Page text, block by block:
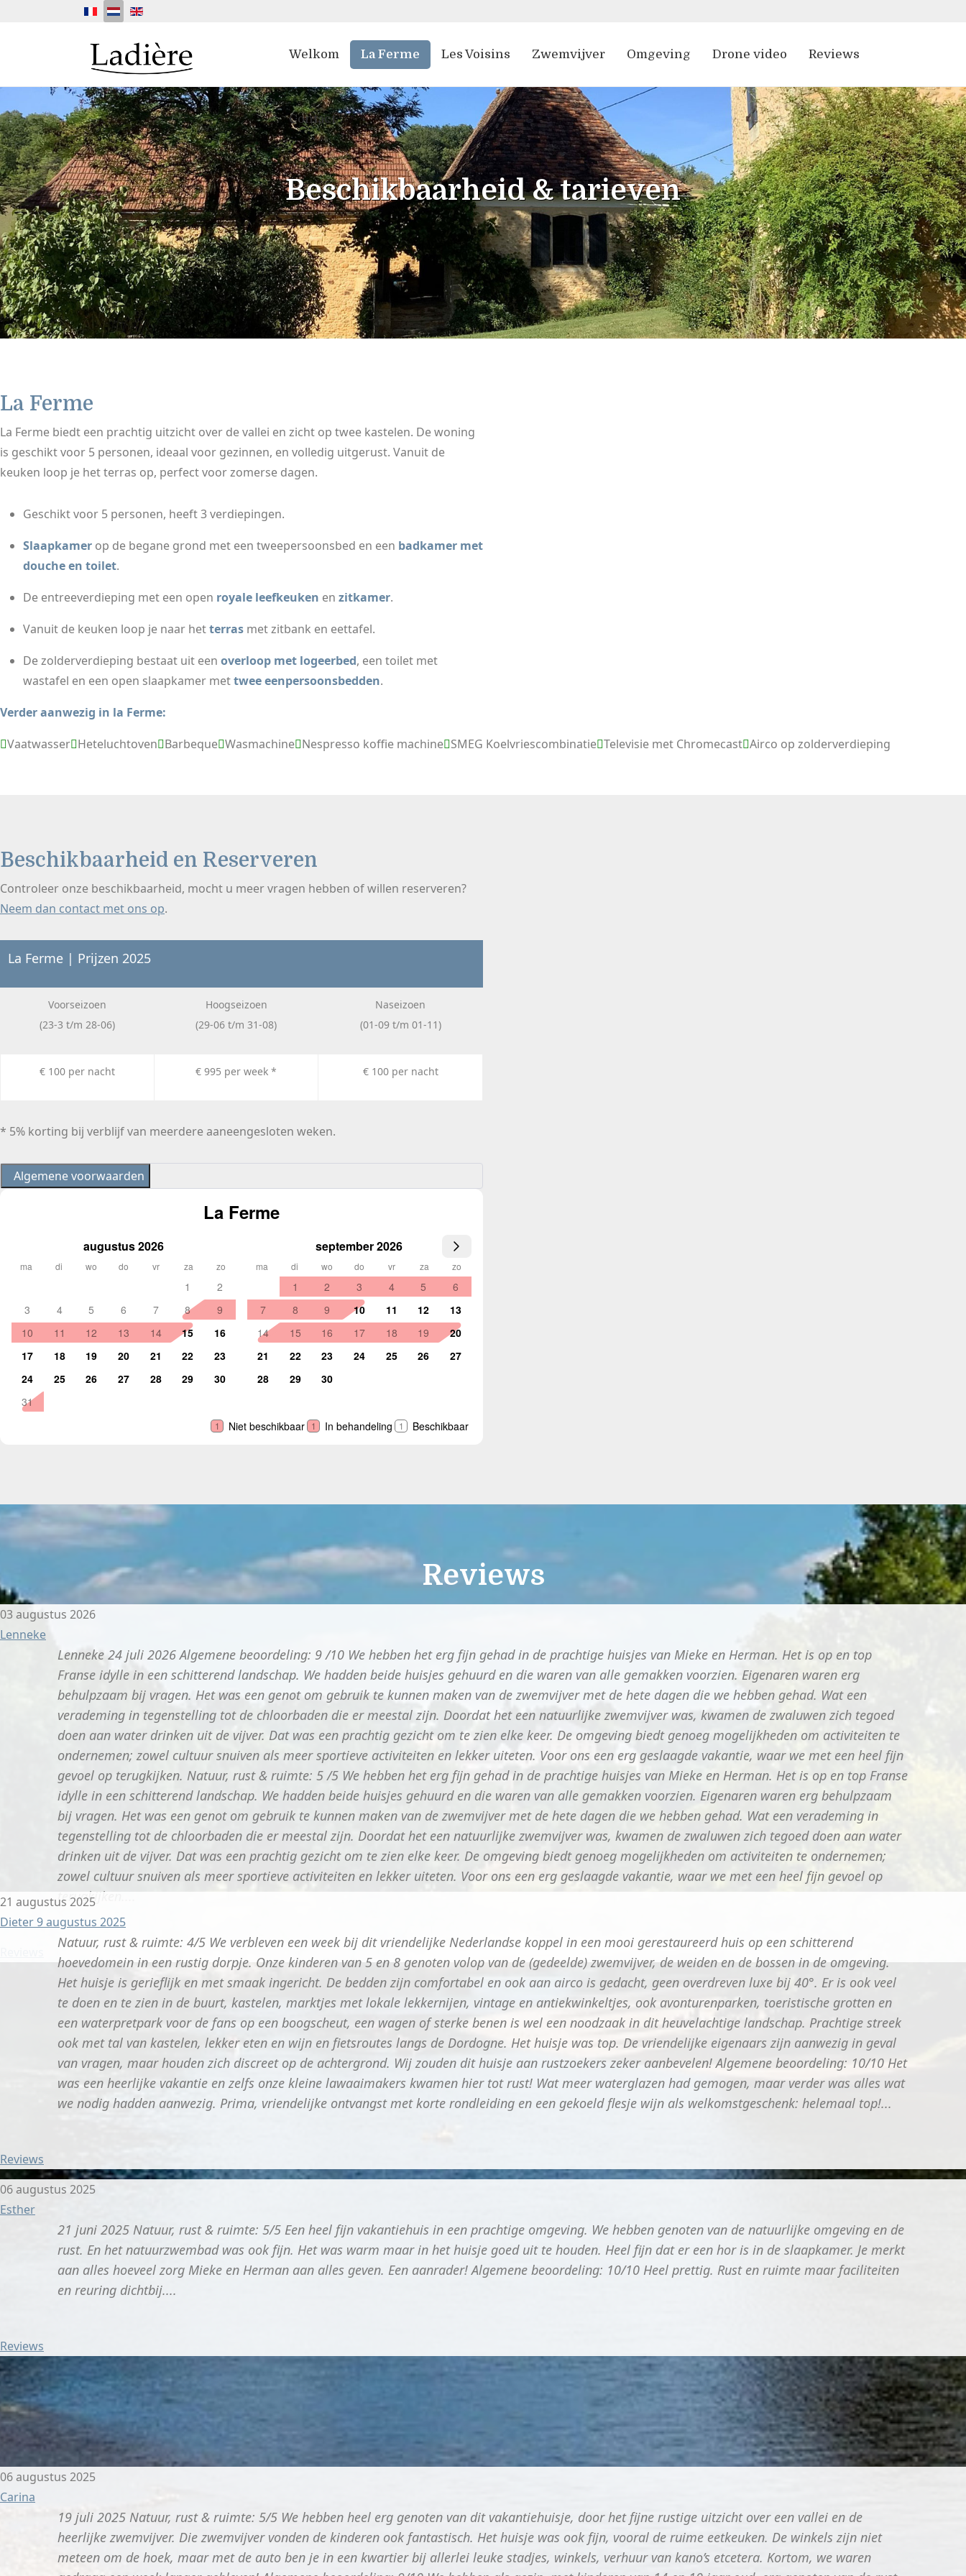
Selecteer de taal
Welkom La Ferme Les Voisins Zwemvijver Omgeving Drone video Reviews
Contact
Beschikbaarheid & tarieven
La Ferme
La Ferme biedt een prachtig uitzicht over de vallei en zicht op twee kastelen. De woning
is geschikt voor 5 personen, ideaal voor gezinnen, en volledig uitgerust. Vanuit de
keuken loop je het terras op, perfect voor zomerse dagen.
Geschikt voor 5 personen, heeft 3 verdiepingen.
Slaapkamer op de begane grond met een tweepersoonsbed en een badkamer met
douche en toilet.
De entreeverdieping met een open royale leefkeuken en zitkamer.
Vanuit de keuken loop je naar hetterras met zitbank en eettafel.
De zolderverdieping bestaat uit een overloop met logeerbed, een toilet met
wastafel en een open slaapkamer mettwee eenpersoonsbedden.
Verder aanwezig in la Ferme:
Vaatwasser Heteluchtoven Barbeque Wasmachine Nespresso koffie machine SMEG Koelvriescombinatie Televisie met Chromecast Airco op zolderverdieping
Beschikbaarheid en Reserveren
Controleer onze beschikbaarheid, mocht u meer vragen hebben of willen reserveren?
Neem dan contact met ons op.
La Ferme | Prijzen 2025
Voorseizoen
(23-3 t/m 28-06)
Hoogseizoen
(29-06 t/m 31-08)
Naseizoen
(01-09 t/m 01-11)
€ 100 per nacht € 995 per week * € 100 per nacht
* 5% korting bij verblijf van meerdere aaneengesloten weken.
Algemene voorwaarden
Reviews
03 augustus 2026
Lenneke
Lenneke 24 juli 2026 Algemene beoordeling: 9 /10 We hebben het erg fijn gehad in de prachtige huisjes van Mieke en Herman. Het is op en top
Franse idylle in een schitterend landschap. We hadden beide huisjes gehuurd en die waren van alle gemakken voorzien. Eigenaren waren erg
behulpzaam bij vragen. Het was een genot om gebruik te kunnen maken van de zwemvijver met de hete dagen die we hebben gehad. Wat een
verademing in tegenstelling tot de chloorbaden die er meestal zijn. Doordat het een natuurlijke zwemvijver was, kwamen de zwaluwen zich tegoed
doen aan water drinken uit de vijver. Dat was een prachtig gezicht om te zien elke keer. De omgeving biedt genoeg mogelijkheden om activiteiten te
ondernemen; zowel cultuur snuiven als meer sportieve activiteiten en lekker uiteten. Voor ons een erg geslaagde vakantie, waar we met een heel fijn
gevoel op terugkijken. Natuur, rust & ruimte: 5 /5 We hebben het erg fijn gehad in de prachtige huisjes van Mieke en Herman. Het is op en top Franse
idylle in een schitterend landschap. We hadden beide huisjes gehuurd en die waren van alle gemakken voorzien. Eigenaren waren erg behulpzaam
bij vragen. Het was een genot om gebruik te kunnen maken van de zwemvijver met de hete dagen die we hebben gehad. Wat een verademing in
tegenstelling tot de chloorbaden die er meestal zijn. Doordat het een natuurlijke zwemvijver was, kwamen de zwaluwen zich tegoed doen aan water
drinken uit de vijver. Dat was een prachtig gezicht om te zien elke keer. De omgeving biedt genoeg mogelijkheden om activiteiten te ondernemen;
zowel cultuur snuiven als meer sportieve activiteiten en lekker uiteten. Voor ons een erg geslaagde vakantie, waar we met een heel fijn gevoel op
terugkijken....
21 augustus 2025
Dieter 9 augustus 2025
Natuur, rust & ruimte: 4/5 We verbleven een week bij dit vriendelijke Nederlandse koppel in een mooi gerestaureerd huis op een schitterend
hoevedomein in een rustig dorpje. Onze kinderen van 5 en 8 genoten volop van de (gedeelde) zwemvijver, de weiden en de bossen in de omgeving.
Het huisje is gerieflijk en met smaak ingericht. De bedden zijn comfortabel en ook aan airco is gedacht, geen overdreven luxe bij 40°. Er is ook veel
te doen en te zien in de buurt, kastelen, marktjes met lokale lekkernijen, vintage en antiekwinkeltjes, ook avonturenparken, toeristische grotten en
een waterpretpark voor de fans op een boogscheut, een wagen of sterke benen is wel een noodzaak in dit heuvelachtige landschap. Prachtige streek
ook met tal van kastelen, lekker eten en wijn en fietsroutes langs de Dordogne. Het huisje was top. De vriendelijke eigenaars zijn aanwezig in geval
van vragen, maar houden zich discreet op de achtergrond. Wij zouden dit huisje aan rustzoekers zeker aanbevelen! Algemene beoordeling: 10/10 Het
was een heerlijke vakantie en zelfs onze kleine lawaaimakers kwamen hier tot rust! Wat meer waterglazen had gemogen, maar verder was alles wat
we nodig hadden aanwezig. Prima, vriendelijke ontvangst met korte rondleiding en een gekoeld flesje wijn als welkomstgeschenk: helemaal top!...
Reviews
06 augustus 2025
Esther
21 juni 2025 Natuur, rust & ruimte: 5/5 Een heel fijn vakantiehuis in een prachtige omgeving. We hebben genoten van de natuurlijke omgeving en de
rust. En het natuurzwembad was ook fijn. Het was warm maar in het huisje goed uit te houden. Heel fijn dat er een hor is in de slaapkamer. Je merkt
aan alles hoeveel zorg Mieke en Herman aan alles geven. Een aanrader! Algemene beoordeling: 10/10 Heel prettig. Rust en ruimte maar faciliteiten
en reuring dichtbij....
Reviews
06 augustus 2025
Carina
19 juli 2025 Natuur, rust & ruimte: 5/5 We hebben heel erg genoten van dit vakantiehuisje, door het fijne rustige uitzicht over een vallei en de
heerlijke zwemvijver. Die zwemvijver vonden de kinderen ook fantastisch. Het huisje was ook fijn, vooral de ruime eetkeuken. De winkels zijn niet
meteen om de hoek, maar met de auto ben je in een kwartier bij allerlei leuke stadjes, winkels, verhuur van kano’s etcetera. Kortom, we waren